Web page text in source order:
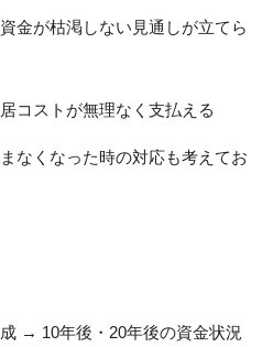
金が枯渇しない見通しが立てら
コストが無理なく支払える
なくなった時の対応も考えてお
→ 10年後・20年後の資金状況